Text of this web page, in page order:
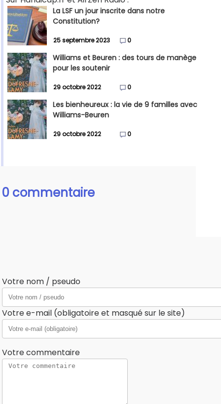
La LSF un jour inscrite dans notre
Constitution?
25 septembre 2023 0
Williams et Beuren : des tours de manège
pour les soutenir
29 octobre 2022 0
Les bienheureux : la vie de 9 familles avec
Williams-Beuren
29 octobre 2022 0
0 commentaire
Votre nom / pseudo
Votre e-mail (obligatoire et masqué sur le site)
Votre commentaire